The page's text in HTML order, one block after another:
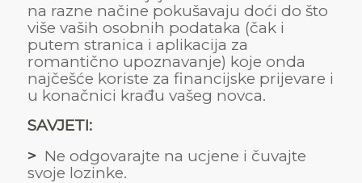
na razne načine pokušavaju doći do što
više vaših osobnih podataka (čak i
putem stranica i aplikacija za
romantično upoznavanje) koje onda
najčešće koriste za financijske prijevare i
u konačnici krađu vašeg novca.
SAVJETI:
> Ne odgovarajte na ucjene i čuvajte
svoje lozinke.